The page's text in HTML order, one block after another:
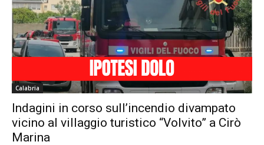
Calabria
Indagini in corso sull’incendio divampato
vicino al villaggio turistico “Volvito” a Cirò
Marina